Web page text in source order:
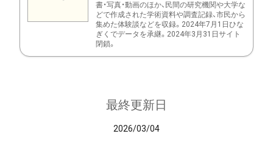
書・写真・動画のほか、民間の研究機関や大学な
どで作成された学術資料や調査記録、市民から
集めた体験談などを収録。2024年7月1日ひな
ぎくでデータを承継。2024年3月31日サイト
閉鎖。
最終更新日
2026/03/04